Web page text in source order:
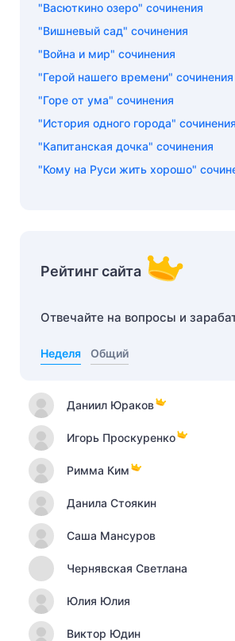
"Васюткино озеро" сочинения
"Вишневый сад" сочинения
"Война и мир" сочинения
"Герой нашего времени" сочинения
"Горе от ума" сочинения
"История одного города" сочинения
"Капитанская дочка" сочинения
"Кому на Руси жить хорошо"
Рейтинг сайта
Отвечайте на вопросы и
Неделя Общий
Даниил Юраков
Игорь Проскуренко
Римма Ким
Данила Стоякин
Саша Мансуров
Чернявская Светлана
Юлия Юлия
Виктор Юдин